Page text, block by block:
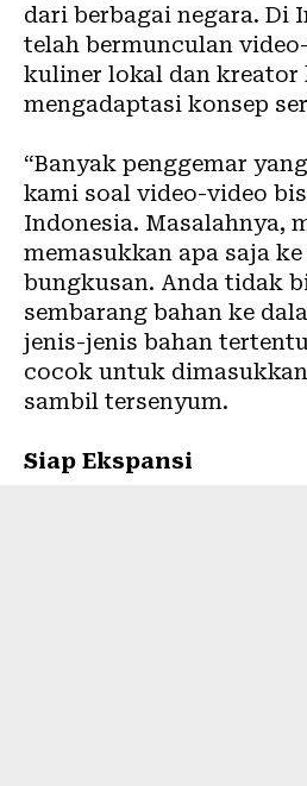
dari berbagai negara. Di
telah bermunculan
kuliner lokal dan kreator
mengadaptasi konsep
“Banyak penggemar
kami soal video-video
Indonesia. Masalahnya,
memasukkan apa saja
bungkusan. Anda tidak
sembarang bahan ke
jenis-jenis bahan
cocok untuk
sambil tersenyum.
Siap Ekspansi